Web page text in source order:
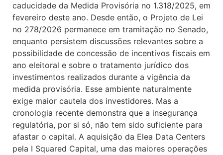
caducidade da Medida Provisória no 1.318/2025, em
fevereiro deste ano. Desde então, o Projeto de Lei
no 278/2026 permanece em tramitação no Senado,
enquanto persistem discussões relevantes sobre a
possibilidade de concessão de incentivos fiscais em
ano eleitoral e sobre o tratamento jurídico dos
investimentos realizados durante a vigência da
medida provisória. Esse ambiente naturalmente
exige maior cautela dos investidores. Mas a
cronologia recente demonstra que a insegurança
regulatória, por si só, não tem sido suficiente para
afastar o capital. A aquisição da Elea Data Centers
pela I Squared Capital, uma das maiores operações